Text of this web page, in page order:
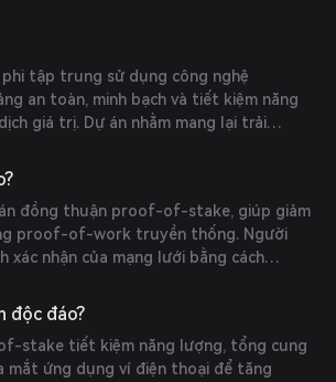
tập trung sử dụng công nghệ
an toàn, minh bạch và tiết kiệm năng
giá trị. Dự án nhằm mang lại trải
trọng tâm là sự bền vững và bảo mật.
đồng thuận proof-of-stake, giúp giảm
proof-of-work truyền thống. Người
nhận của mạng lưới bằng cách
mật mạng và nhận phần thưởng đổi lại.
độc đáo?
stake tiết kiệm năng lượng, tổng cung
mắt ứng dụng ví điện thoại để tăng